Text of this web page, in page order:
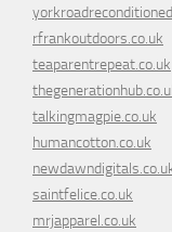
rfrankoutdoors.co.uk
teaparentrepeat.co.uk
talkingmagpie.co.uk
humancotton.co.uk
saintfelice.co.uk
mrjapparel.co.uk